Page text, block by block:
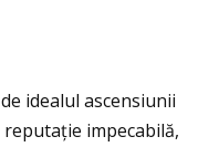
idealul ascensiunii
impecabilă,